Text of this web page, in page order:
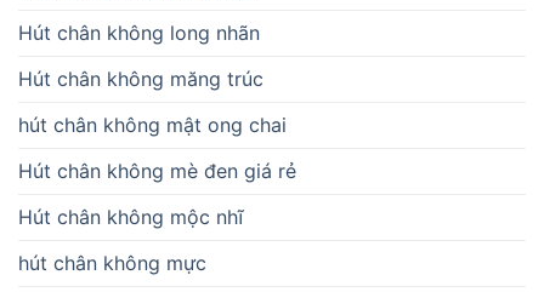
Hút chân không long nhãn
Hút chân không măng trúc
hút chân không mật ong chai
Hút chân không mè đen giá rẻ
Hút chân không mộc nhĩ
hút chân không mực